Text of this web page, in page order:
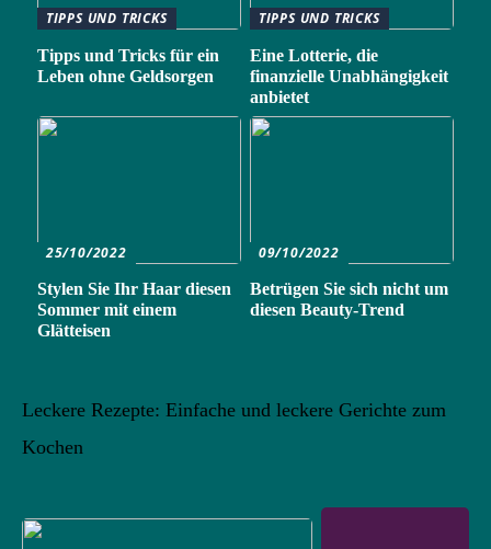
TIPPS UND TRICKS
Tipps und Tricks für ein
Leben ohne Geldsorgen
TIPPS UND TRICKS
Eine Lotterie, die
finanzielle Unabhängigkeit
anbietet
25/10/2022
Stylen Sie Ihr Haar diesen
Sommer mit einem
Glätteisen
09/10/2022
Betrügen Sie sich nicht um
diesen Beauty-Trend
Leckere Rezepte: Einfache und leckere Gerichte zum
Kochen